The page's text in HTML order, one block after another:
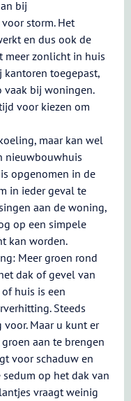
bij
storm. Het
en dus ook de
meer zonlicht in huis
toegepast,
vaak bij woningen.
voor kiezen om
maar kan wel
nieuwbouwhuis
opgenomen in de
in ieder geval te
aan de woning,
op een simpele
kan worden.
Meer groen rond
dak of gevel van
huis is een
Steeds
Maar u kunt er
aan te brengen
voor schaduw en
op het dak van
vraagt weinig